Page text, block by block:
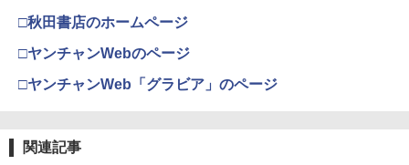
□秋田書店のホームページ
□ヤンチャンWebのページ
□ヤンチャンWeb「グラビア」のページ
関連記事